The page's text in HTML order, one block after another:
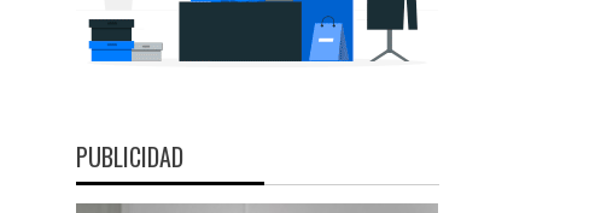
PUBLICIDAD